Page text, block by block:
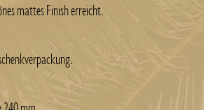
mattes Finish erreicht.